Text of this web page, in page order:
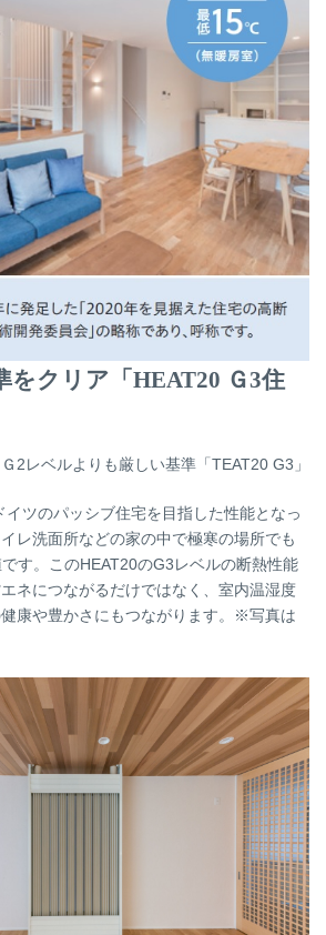
をクリア「HEAT20 Ｇ3住
2レベルよりも厳しい基準「TEAT20 G3」
イツのパッシブ住宅を目指した性能となっ
レ洗面所などの家の中で極寒の場所でも
す。このHEAT20のG3レベルの断熱性能
ネにつながるだけではなく、室内温湿度
康や豊かさにもつながります。※写真は